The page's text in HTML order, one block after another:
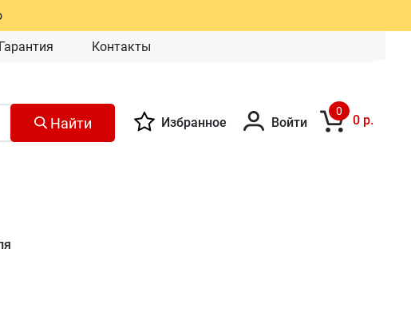
Гарантия Контакты
Найти Избранное Войти
0
0 р.